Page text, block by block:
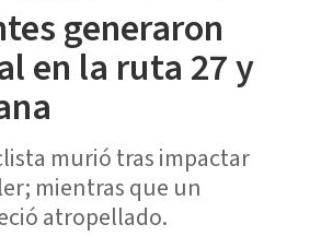
generaron
en la ruta 27 y
murió tras impactar
mientras que un
atropellado.